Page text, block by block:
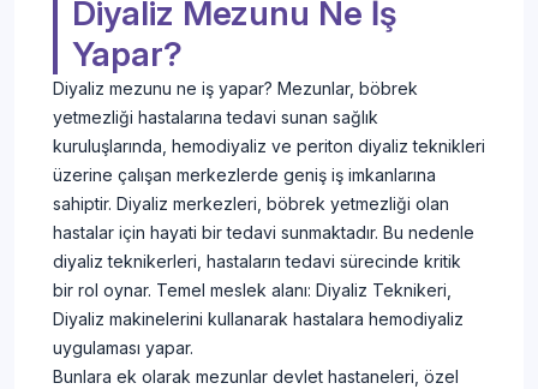
Diyaliz Mezunu Ne İş
Yapar?
Diyaliz mezunu ne iş yapar? Mezunlar, böbrek
yetmezliği hastalarına tedavi sunan sağlık
kuruluşlarında, hemodiyaliz ve periton diyaliz teknikleri
üzerine çalışan merkezlerde geniş iş imkanlarına
sahiptir. Diyaliz merkezleri, böbrek yetmezliği olan
hastalar için hayati bir tedavi sunmaktadır. Bu nedenle
diyaliz teknikerleri, hastaların tedavi sürecinde kritik
bir rol oynar. Temel meslek alanı: Diyaliz Teknikeri,
Diyaliz makinelerini kullanarak hastalara hemodiyaliz
uygulaması yapar.
Bunlara ek olarak mezunlar devlet hastaneleri, özel